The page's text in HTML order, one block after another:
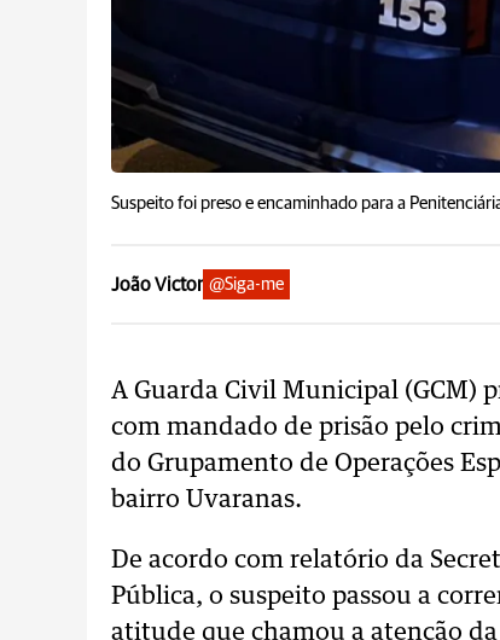
Suspeito foi preso e encaminhado para a
João Victor @Siga-me
A Guarda Civil Municipal (GCM)
com mandado de prisão pelo
do Grupamento de Operações
bairro Uvaranas.
De acordo com relatório da
Pública, o suspeito passou a
atitude que chamou a atenção